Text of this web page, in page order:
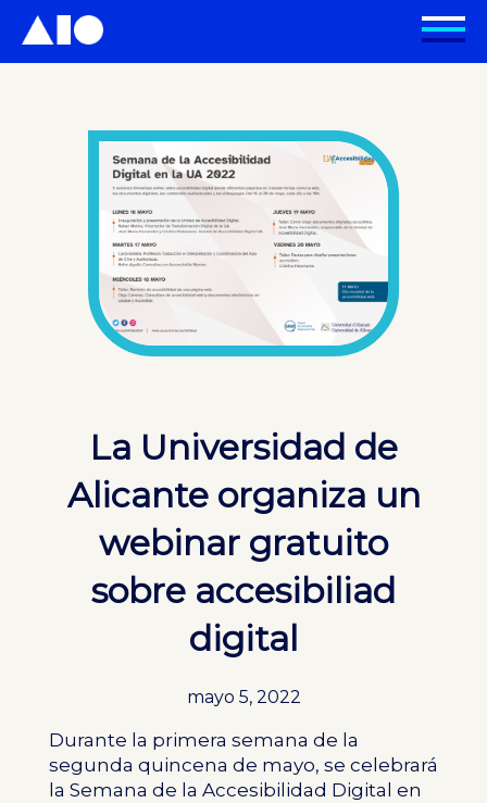
La Universidad de
Alicante organiza un
webinar gratuito
sobre accesibiliad
digital
mayo 5, 2022
Durante la primera semana de la
segunda quincena de mayo, se celebrará
la Semana de la Accesibilidad Digital en